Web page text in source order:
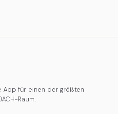
App für einen der größten
Raum.